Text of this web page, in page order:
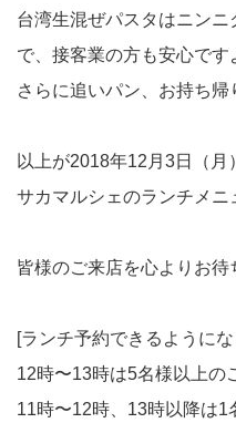
台湾生混ぜパスタはニン
で、接客業の方も安心です
さらに追いパン、お持ち帰
以上が2018年12月3日（
サカマルシェのランチメニ
皆様のご来店を心よりお待
[ランチ予約できるように
12時〜13時は5名様以上の
11時〜12時、13時以降は1